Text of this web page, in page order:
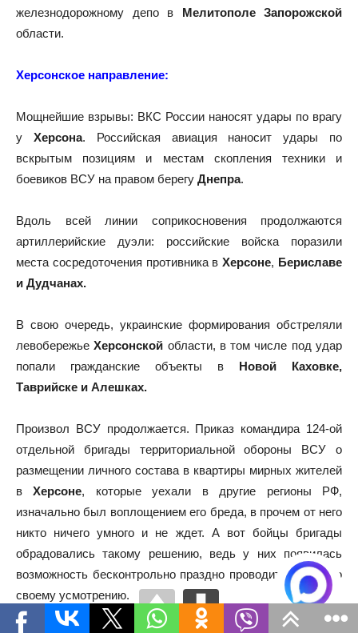
железнодорожному депо в Мелитополе Запорожской
области.
Херсонское направление:
Мощнейшие взрывы: ВКС России наносят удары по врагу
у Херсона. Российская авиация наносит удары по
вскрытым позициям и местам скопления техники и
боевиков ВСУ на правом берегу Днепра.
Вдоль всей линии соприкосновения продолжаются
артиллерийские дуэли: российские войска поразили
места сосредоточения противника вХерсоне, Бериславе
и Дудчанах.
В свою очередь, украинские формирования обстреляли
левобережьеХерсонской области, в том числе под удар
попали гражданские объекты в Новой Каховке,
Таврийске и Алешках.
Произвол ВСУ продолжается. Приказ командира 124-ой
отдельной бригады территориальной обороны ВСУ о
размещении личного состава в квартиры мирных жителей
вХерсоне, которые уехали в другие регионы РФ,
изначально был воплощением его бреда, в прочем от него
никто ничего умного и не ждет. А вот бойцы бригады
обрадовались такому решению, ведь у них появилась
возможность бесконтрольно праздно проводить время по
своему усмотрению.